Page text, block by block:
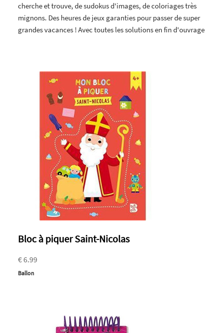
cherche et trouve, de sudokus d'images, de coloriages très
mignons. Des heures de jeux garanties pour passer de super
grandes vacances ! Avec toutes les solutions en fin d'ouvrage
Bloc à piquer Saint-Nicolas
€ 6.99
Ballon